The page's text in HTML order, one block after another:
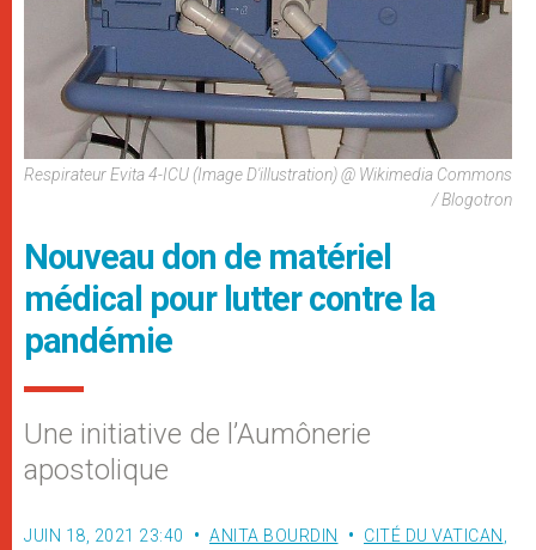
Respirateur Evita 4-ICU (image D'illustration) @ Wikimedia Commons
/ Blogotron
Nouveau don de matériel
médical pour lutter contre la
pandémie
Une initiative de l’Aumônerie
apostolique
JUIN 18, 2021 23:40 ANITA BOURDIN CITÉ DU VATICAN